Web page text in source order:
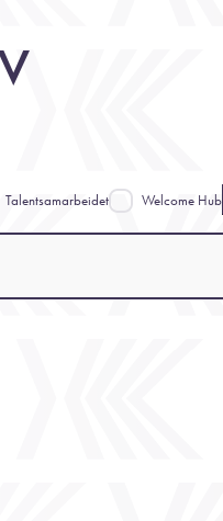
Talentsamarbeidet Welcome Hub